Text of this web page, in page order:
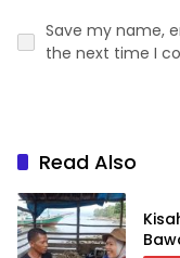
Save my name,
the next time I
Read Also